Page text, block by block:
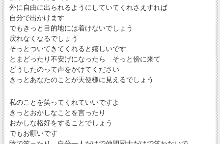
外に自由に出られるようにしていてくれさえすれば
自分で出かけます
でもきっと目的地には着けないでしょう
戻れなくなるでしょう
そっとついてきてくれると嬉しいです
とまどったり不安げになったら そっと傍に来て
どうしたのって声をかけてください
きっとあなたのことが天使様に見えるでしょう
私のことを笑ってくれていいですよ
きっとおかしなことを言ったり
おかしな格好をすることでしょう
でもお願いです